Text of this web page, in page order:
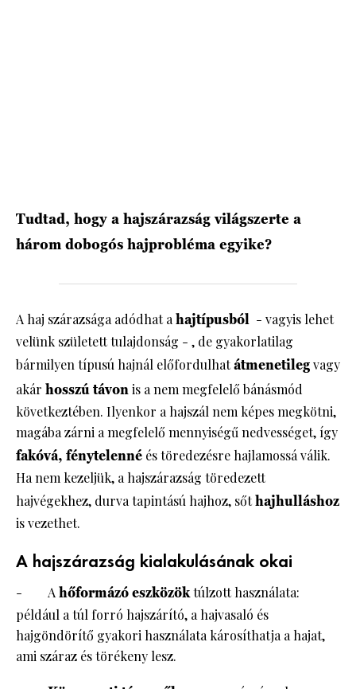
Tudtad, hogy a hajszárazság világszerte a
három dobogós hajprobléma egyike?
A haj szárazsága adódhat ahajtípusból - vagyis lehet
velünk született tulajdonság - , de gyakorlatilag
bármilyen típusú hajnál előfordulhatátmenetilegvagy
akár hosszú távonis a nem megfelelő bánásmód
következtében. Ilyenkor a hajszál nem képes megkötni,
magába zárni a megfelelő mennyiségű nedvességet, így
fakóvá, fénytelenné és töredezésre hajlamossá válik.
Ha nem kezeljük, a hajszárazság töredezett
hajvégekhez, durva tapintású hajhoz, sőthajhulláshoz
is vezethet.
A hajszárazság kialakulásának okai
- Ahőformázó eszközöktúlzott használata:
például a túl forró hajszárító, a hajvasaló és
hajgöndörítő gyakori használata károsíthatja a hajat,
ami száraz és törékeny lesz.